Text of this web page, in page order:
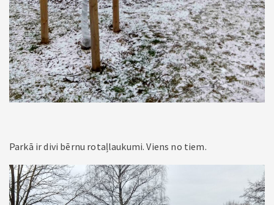
Parkā ir divi bērnu rotaļlaukumi. Viens no tiem.